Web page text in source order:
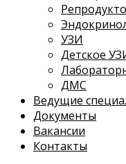
УЗИ
Детское
ДМС
Ведущие
Документы
Вакансии
Контакты